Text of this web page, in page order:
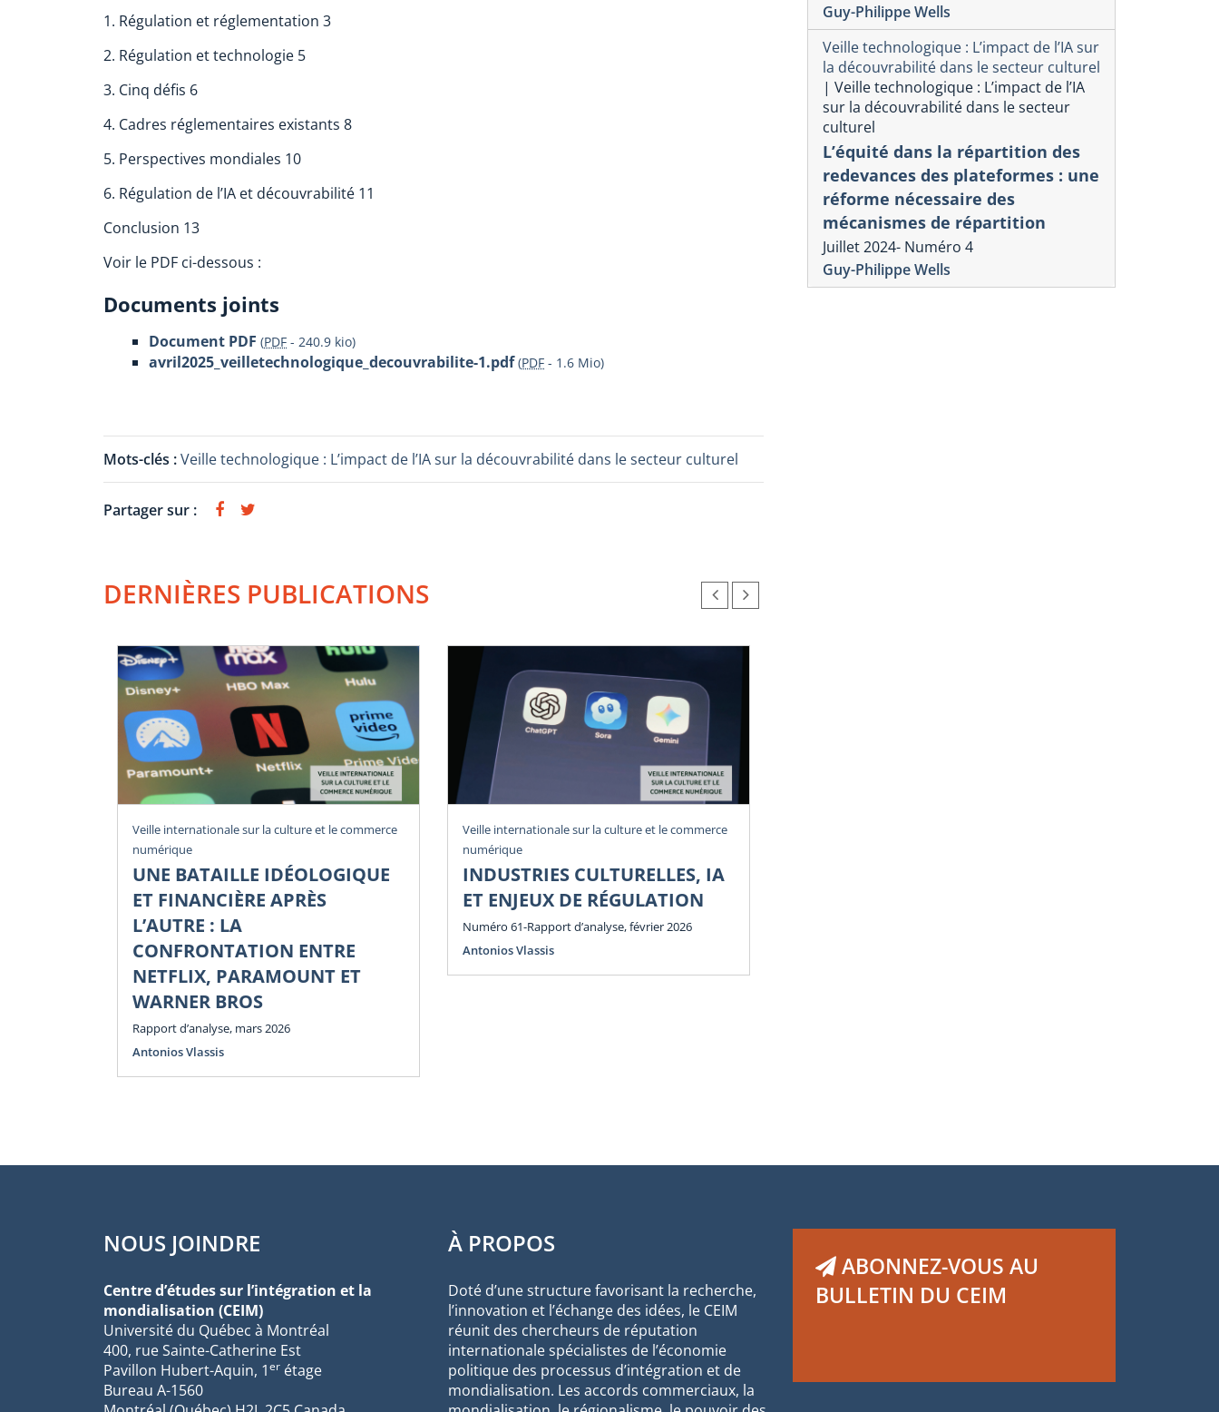
1. Régulation et réglementation 3
2. Régulation et technologie 5
3. Cinq défis 6
4. Cadres réglementaires existants 8
5. Perspectives mondiales 10
6. Régulation de l’IA et découvrabilité 11
Conclusion 13
Voir le PDF ci-dessous :
Documents joints
Document PDF (PDF - 240.9 kio)
avril2025_veilletechnologique_decouvrabilite-1.pdf (PDF - 1.6 Mio)
Mots-clés :Veille technologique : L’impact de l’IA sur la découvrabilité dans le secteur culturel
Partager sur :
DERNIÈRES PUBLICATIONS
Veille internationale sur la culture et le commerce
numérique
UNE BATAILLE IDÉOLOGIQUE
ET FINANCIÈRE APRÈS
L’AUTRE : LA
CONFRONTATION ENTRE
NETFLIX, PARAMOUNT ET
WARNER BROS
Rapport d’analyse, mars 2026
Antonios Vlassis
Veille internationale sur la culture et le commerce
numérique
INDUSTRIES CULTURELLES, IA
ET ENJEUX DE RÉGULATION
Numéro 61-Rapport d’analyse, février 2026
Antonios Vlassis
Guy-Philippe Wells
Veille technologique : L’impact de l’IA sur
la découvrabilité dans le secteur culturel
| Veille technologique : L’impact de l’IA
sur la découvrabilité dans le secteur
culturel
L’équité dans la répartition des
redevances des plateformes : une
réforme nécessaire des
mécanismes de répartition
Juillet 2024- Numéro 4
Guy-Philippe Wells
NOUS JOINDRE
Centre d’études sur l’intégration et la
mondialisation (CEIM)
Université du Québec à Montréal
400, rue Sainte-Catherine Est
Pavillon Hubert-Aquin, 1er étage
Bureau A-1560
À PROPOS
Doté d’une structure favorisant la recherche,
l’innovation et l’échange des idées, le CEIM
réunit des chercheurs de réputation
internationale spécialistes de l’économie
politique des processus d’intégration et de
mondialisation. Les accords commerciaux, la
ABONNEZ-VOUS AU
BULLETIN DU CEIM